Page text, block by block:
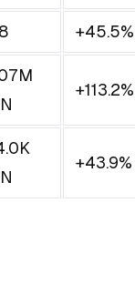
+45.5%
+113.2%
+43.9%